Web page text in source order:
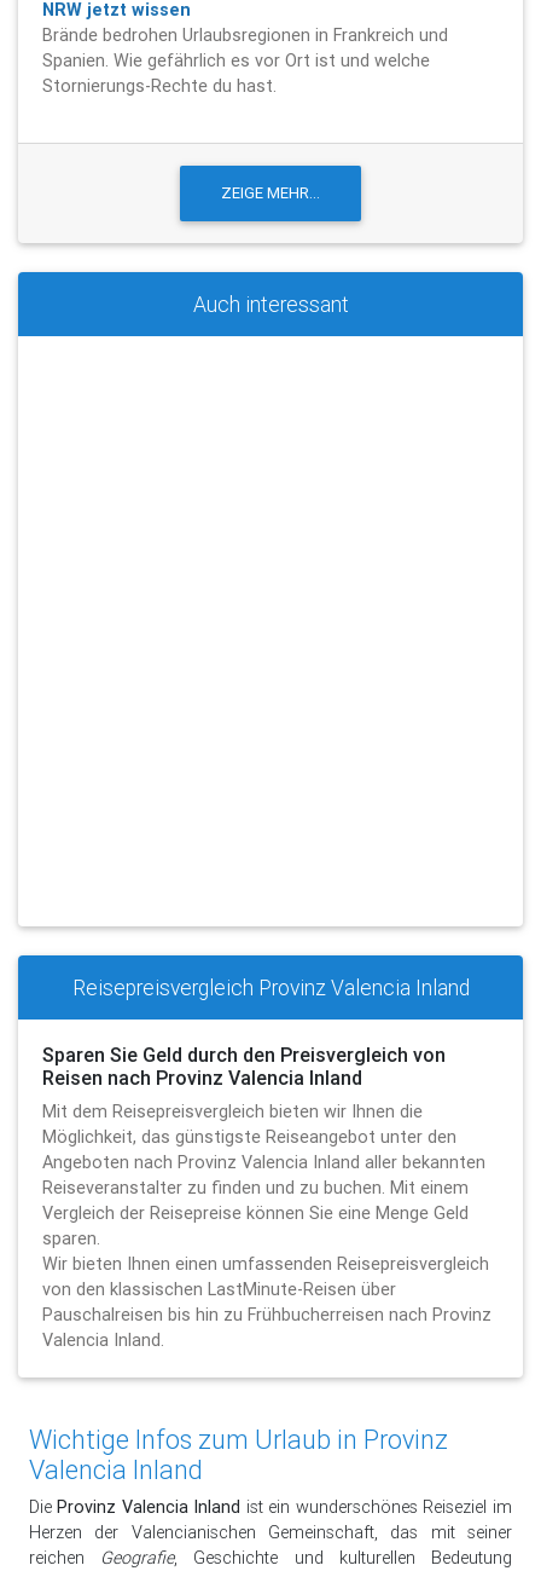
NRW jetzt wissen
Brände bedrohen Urlaubsregionen in Frankreich und
Spanien. Wie gefährlich es vor Ort ist und welche
Stornierungs-Rechte du hast.
Auch interessant
Reisepreisvergleich Provinz Valencia Inland
Sparen Sie Geld durch den Preisvergleich von
Reisen nach Provinz Valencia Inland
Mit dem Reisepreisvergleich bieten wir Ihnen die
Möglichkeit, das günstigste Reiseangebot unter den
Angeboten nach Provinz Valencia Inland aller bekannten
Reiseveranstalter zu finden und zu buchen. Mit einem
Vergleich der Reisepreise können Sie eine Menge Geld
sparen.
Wir bieten Ihnen einen umfassenden Reisepreisvergleich
von den klassischen LastMinute-Reisen über
Pauschalreisen bis hin zu Frühbucherreisen nach Provinz
Valencia Inland.
Wichtige Infos zum Urlaub in Provinz
Valencia Inland
Die Provinz Valencia Inland ist ein wunderschönes Reiseziel im
Herzen der Valencianischen Gemeinschaft, das mit seiner
reichen
Geografie, Geschichte und kulturellen Bedeutung